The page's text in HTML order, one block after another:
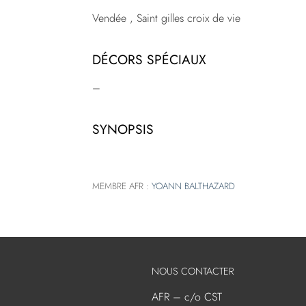
Vendée , Saint gilles croix de vie
DÉCORS SPÉCIAUX
–
SYNOPSIS
MEMBRE AFR : YOANN BALTHAZARD
NOUS CONTACTER
AFR – c/o CST